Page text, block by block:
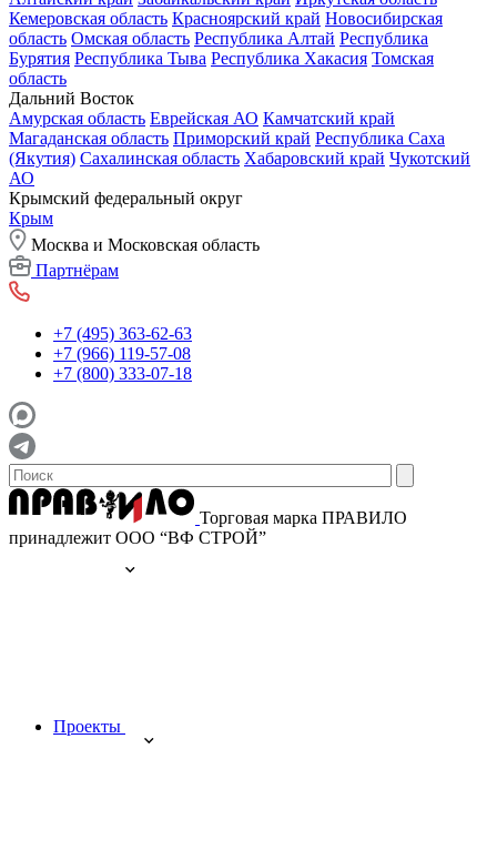
Кемеровская область Красноярский край Новосибирская
область Омская область Республика Алтай Республика
Бурятия Республика Тыва Республика Хакасия Томская
область
Дальний Восток
Амурская область Еврейская АО Камчатский край
Магаданская область Приморский край Республика Саха
(Якутия) Сахалинская область Хабаровский край Чукотский
АО
Крымский федеральный округ
Крым
Москва и Московская область
Партнёрам
+7 (495) 363-62-63
+7 (966) 119-57-08
+7 (800) 333-07-18
Торговая марка ПРАВИЛО
принадлежит ООО “ВФ СТРОЙ”
Проекты